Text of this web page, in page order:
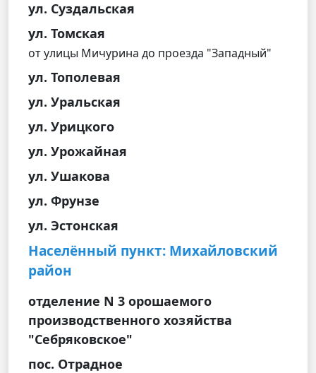
ул. Суздальская
ул. Томская
от улицы Мичурина до проезда "Западный"
ул. Тополевая
ул. Уральская
ул. Урицкого
ул. Урожайная
ул. Ушакова
ул. Фрунзе
ул. Эстонская
Населённый пункт: Михайловский
район
отделение N 3 орошаемого
производственного хозяйства
"Себряковское"
пос. Отрадное